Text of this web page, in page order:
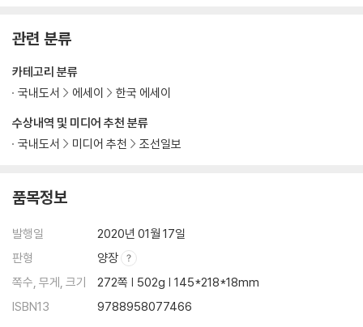
관련 분류
수상내역 및 미디어 추천 분류
국내도서
미디어 추천 조선일보
카테고리 분류
국내도서
에세이 한국 에세이
품목정보
발행일
2020년 01월 17일
판형
양장
쪽수, 무게, 크기
272쪽 | 502g | 145*218*18mm
ISBN13
9788958077466